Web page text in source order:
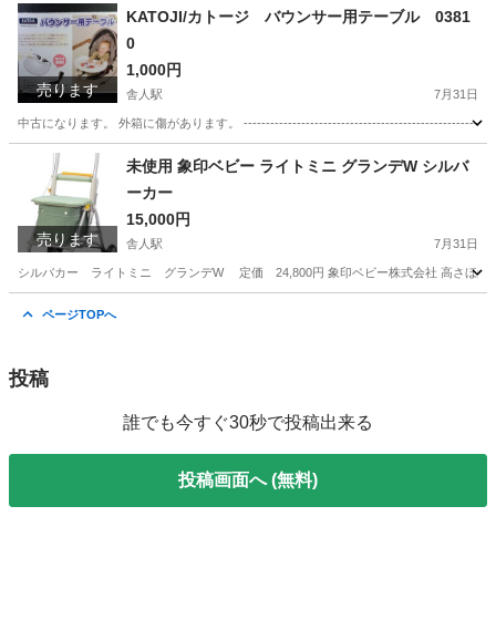
東京 足立区 収納家具 書棚
売ります
KATOJI/カトージ バウンサー用テーブル 0381
0
1,000円
舎人駅 7月31日
中古になります。 外箱に傷があります。
足立区 舎人駅 ベビー用品 KATOJI
売ります
未使用 象印ベビー ライトミニ グランデW シルバ
ーカー
15,000円
舎人駅 7月31日
シルバカー ライトミニ グランデW 定価 24,800円 象印ベビー株式会社 高さほ袋の
ページTOPへ
投稿
誰でも今すぐ30秒で投稿出来る
投稿画面へ (無料)